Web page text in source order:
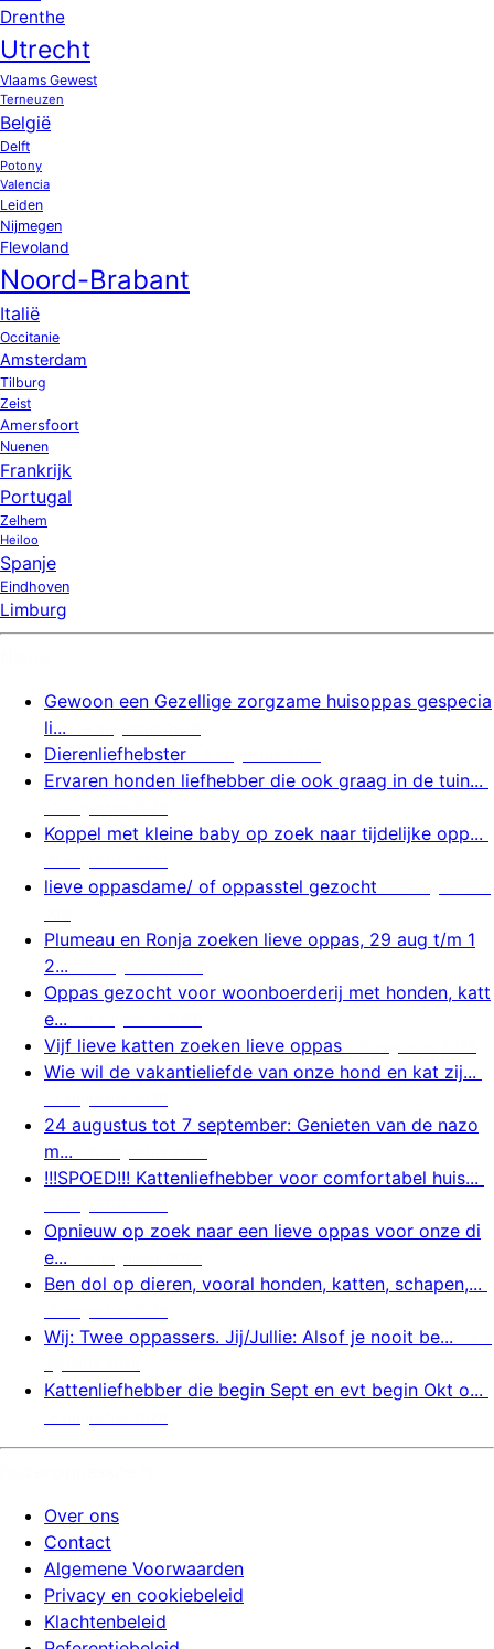
Drenthe
Utrecht
Vlaams Gewest
Terneuzen
België
Delft
Potony
Valencia
Leiden
Nijmegen
Flevoland
Noord-Brabant
Italië
Occitanie
Amsterdam
Tilburg
Zeist
Amersfoort
Nuenen
Frankrijk
Portugal
Zelhem
Heiloo
Spanje
Eindhoven
Limburg
Gewoon een Gezellige zorgzame huisoppas gespecia
li...
Dierenliefhebster
Ervaren honden liefhebber die ook graag in de tuin...
Koppel met kleine baby op zoek naar tijdelijke opp...
lieve oppasdame/ of oppasstel gezocht
Plumeau en Ronja zoeken lieve oppas, 29 aug t/m 1
2...
Oppas gezocht voor woonboerderij met honden, katt
e...
Vijf lieve katten zoeken lieve oppas
Wie wil de vakantieliefde van onze hond en kat zij...
24 augustus tot 7 september: Genieten van de nazo
m...
!!!SPOED!!! Kattenliefhebber voor comfortabel huis...
Opnieuw op zoek naar een lieve oppas voor onze di
e...
Ben dol op dieren, vooral honden, katten, schapen,...
Wij: Twee oppassers. Jij/Jullie: Alsof je nooit be...
Kattenliefhebber die begin Sept en evt begin Okt o...
Over ons
Contact
Algemene Voorwaarden
Privacy en cookiebeleid
Klachtenbeleid